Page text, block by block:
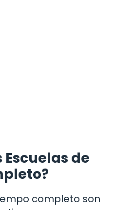
Escuelas de
completo son